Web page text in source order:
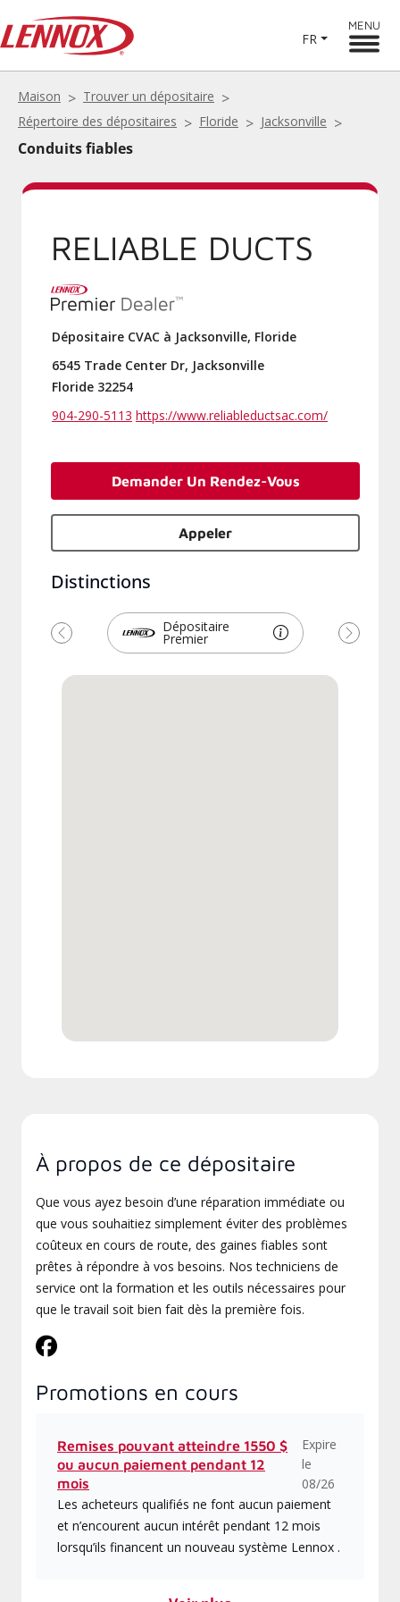
FR
MENU
Maison
Trouver un dépositaire
Répertoire des dépositaires
Floride Jacksonville
Conduits fiables
RELIABLE DUCTS
Dépositaire CVAC à Jacksonville, Floride
6545 Trade Center Dr, Jacksonville
Floride 32254
904-290-5113 https://www.reliableductsac.com/
Demander Un Rendez-Vous
Appeler
Distinctions
Dépositaire
Premier
Précédent Suivant
À propos de ce dépositaire
Que vous ayez besoin d’une réparation immédiate ou
que vous souhaitiez simplement éviter des problèmes
coûteux en cours de route, des gaines fiables sont
prêtes à répondre à vos besoins. Nos techniciens de
service ont la formation et les outils nécessaires pour
que le travail soit bien fait dès la première fois.
Promotions en cours
Remises pouvant atteindre 1550 $
ou aucun paiement pendant 12
mois
Expire
le
08/26
Les acheteurs qualifiés ne font aucun paiement
et n’encourent aucun intérêt pendant 12 mois
lorsqu’ils financent un nouveau système Lennox .